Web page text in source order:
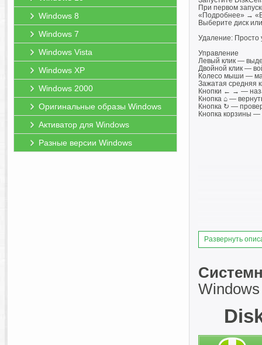
Windows 8
Windows 7
Windows Vista
Windows XP
Windows 2000
Оригинальные образы Windows
Активатор для Windows
Разные версии Windows
При первом
«Подробнее» →
Выберите диск
Удаление: Просто
Управление
Левый клик —
Двойной клик —
Колесо мыши —
Зажатая средняя
Кнопки ← → —
Кнопка ⌂ —
Кнопка ↻ —
Кнопка корзины —
Развернуть